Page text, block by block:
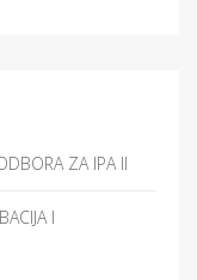
ZA IPA II
I